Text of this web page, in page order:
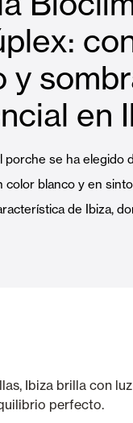
Viviendas
y
en
porche se ha elegido
color blanco y en
de Ibiza,
Ibiza brilla con
perfecto.